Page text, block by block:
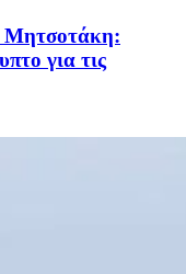
Μητσοτάκη:
για τις